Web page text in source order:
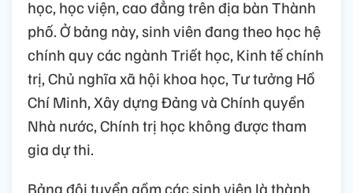
học, học viện, cao đẳng trên địa bàn Thành
phố. Ở bảng này, sinh viên đang theo học hệ
chính quy các ngành Triết học, Kinh tế chính
trị, Chủ nghĩa xã hội khoa học, Tư tưởng Hồ
Chí Minh, Xây dựng Đảng và Chính quyền
Nhà nước, Chính trị học không được tham
gia dự thi.
Bảng đội tuyển gồm các sinh viên là thành